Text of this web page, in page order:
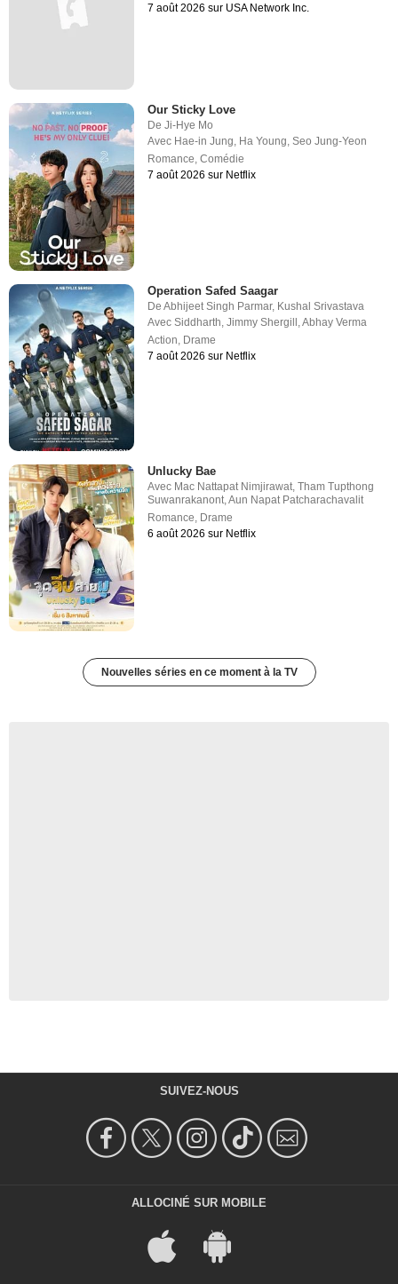
7 août 2026 sur USA Network Inc.
Our Sticky Love
DeJi-Hye Mo
Avec Hae-in Jung, Ha Young,Seo Jung-Yeon
Romance,Comédie
7 août 2026 sur Netflix
Operation Safed Saagar
DeAbhijeet Singh Parmar, Kushal Srivastava
AvecSiddharth ,Jimmy Shergill ,Abhay Verma
Action Drame
7 août 2026 sur Netflix
Unlucky Bae
Avec Mac Nattapat Nimjirawat,Tham Tupthong
Suwanrakanont,Aun Napat Patcharachavalit
Romance, Drame
6 août 2026 sur Netflix
Nouvelles séries en ce moment à la TV
SUIVEZ-NOUS
ALLOCINÉ SUR MOBILE